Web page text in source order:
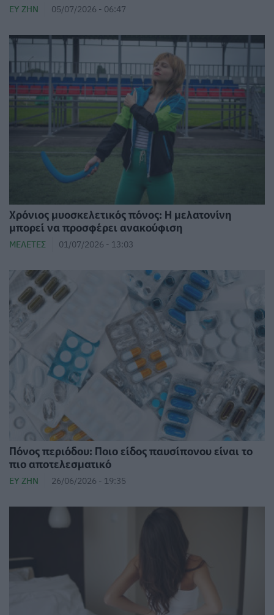
ΕΥ ΖΗΝ 05/07/2026 - 06:47
Χρόνιος μυοσκελετικός πόνος: Η μελατονίνη
μπορεί να προσφέρει ανακούφιση
ΜΕΛΈΤΕΣ 01/07/2026 - 13:03
Πόνος περιόδου: Ποιο είδος παυσίπονου είναι το
πιο αποτελεσματικό
ΕΥ ΖΗΝ 26/06/2026 - 19:35